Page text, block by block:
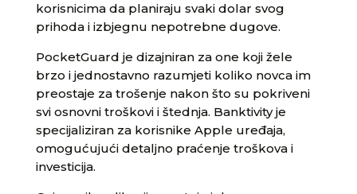
korisnicima da planiraju svaki dolar svog
prihoda i izbjegnu nepotrebne dugove.
PocketGuard je dizajniran za one koji žele
brzo i jednostavno razumjeti koliko novca im
preostaje za trošenje nakon što su pokriveni
svi osnovni troškovi i štednja. Banktivity je
specijaliziran za korisnike Apple uređaja,
omogućujući detaljno praćenje troškova i
investicija.